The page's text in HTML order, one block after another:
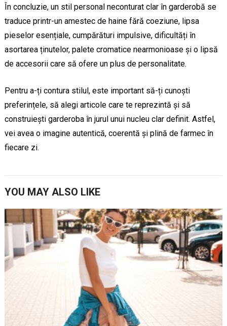
În concluzie, un stil personal neconturat clar în garderobă se
traduce printr-un amestec de haine fără coeziune, lipsa
pieselor esențiale, cumpărături impulsive, dificultăți în
asortarea ținutelor, palete cromatice nearmonioase și o lipsă
de accesorii care să ofere un plus de personalitate.
Pentru a-ți contura stilul, este important să-ți cunoști
preferințele, să alegi articole care te reprezintă și să
construiești garderoba în jurul unui nucleu clar definit. Astfel,
vei avea o imagine autentică, coerentă și plină de farmec în
fiecare zi.
YOU MAY ALSO LIKE